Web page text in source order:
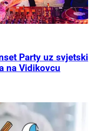
Party uz svjetski
na Vidikovcu